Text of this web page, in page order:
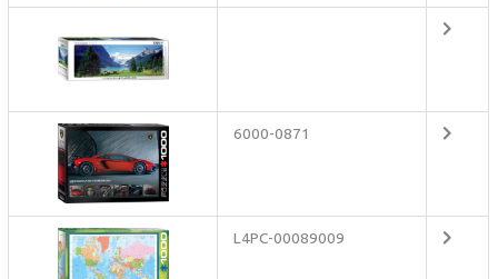
6000-0871
L4PC-00089009